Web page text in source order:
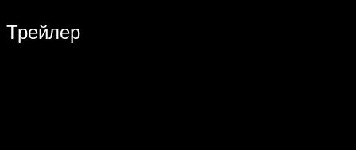
Трейлер